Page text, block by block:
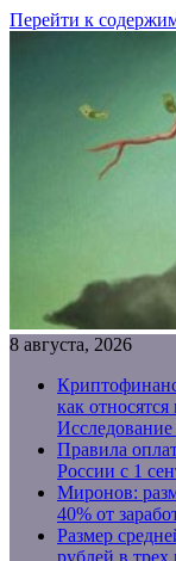
Перейти к
8 августа, 2026
как
Правила
России с 1
Миронов:
40% от
Размер
рублей в трех